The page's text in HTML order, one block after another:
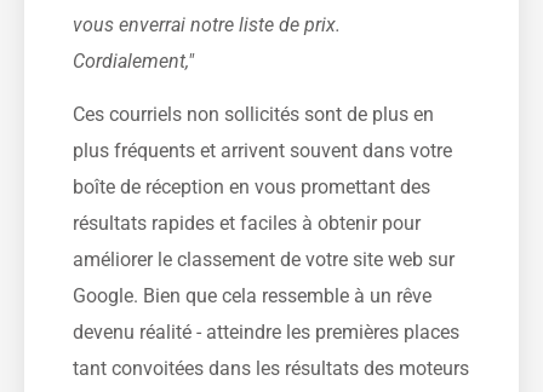
vous enverrai notre liste de prix.
Cordialement,"
Ces courriels non sollicités sont de plus en
plus fréquents et arrivent souvent dans votre
boîte de réception en vous promettant des
résultats rapides et faciles à obtenir pour
améliorer le classement de votre site web sur
Google. Bien que cela ressemble à un rêve
devenu réalité - atteindre les premières places
tant convoitées dans les résultats des moteurs